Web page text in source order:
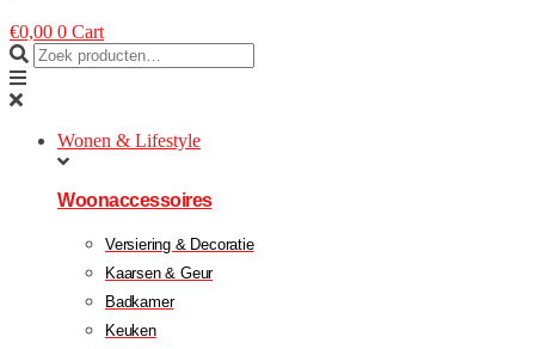
€0,00 0 Cart
Wonen & Lifestyle
Woonaccessoires
Versiering & Decoratie
Kaarsen & Geur
Badkamer
Keuken